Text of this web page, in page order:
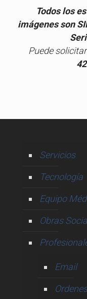
Todos los
imágenes son
Puede
Servicios
Tecnología
Equipo
Obras
Email
Ordenes